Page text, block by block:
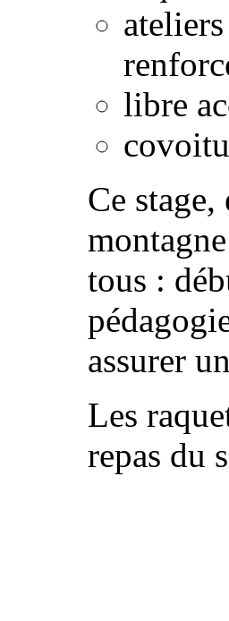
libre
Ce stage,
tous :
assurer
Les
repas du